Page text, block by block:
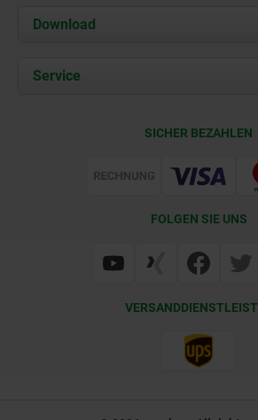
Über uns
Kontakt
Download
Dokumente
Service
SICHER BEZAHLEN
FOLGEN SIE UNS